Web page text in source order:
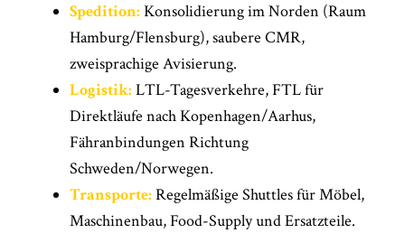
Spedition: Konsolidierung im Norden (Raum
Hamburg/Flensburg), saubere CMR,
zweisprachige Avisierung.
Logistik: LTL-Tagesverkehre, FTL für
Direktläufe nach Kopenhagen/Aarhus,
Fähranbindungen Richtung
Schweden/Norwegen.
Transporte: Regelmäßige Shuttles für Möbel,
Maschinenbau, Food-Supply und Ersatzteile.